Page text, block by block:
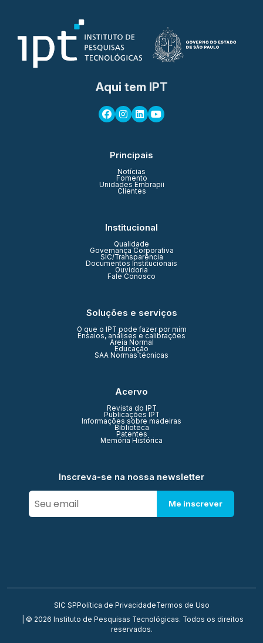
Aqui tem IPT
Principais
Notícias
Fomento
Unidades Embrapii
Clientes
Institucional
Qualidade
Governança Corporativa
SIC/Transparência
Documentos Institucionais
Ouvidoria
Fale Conosco
Soluções e serviços
O que o IPT pode fazer por mim
Ensaios, análises e calibrações
Areia Normal
Educação
SAA Normas técnicas
Acervo
Revista do IPT
Publicações IPT
Informações sobre madeiras
Biblioteca
Patentes
Memória Histórica
Inscreva-se na nossa newsletter
Me inscrever
SIC SP Política de PrivacidadeTermos de Uso
| © 2026 Instituto de Pesquisas Tecnológicas. Todos os direitos
reservados.